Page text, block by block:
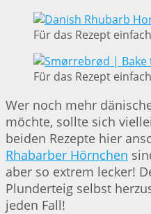
Für das Rezept
Für das Rezept
Wer noch mehr
möchte, sollte sich
beiden Rezepte hier
Rhabarber Hörnchen
aber so extrem lecker!
Plunderteig selbst
jeden Fall!